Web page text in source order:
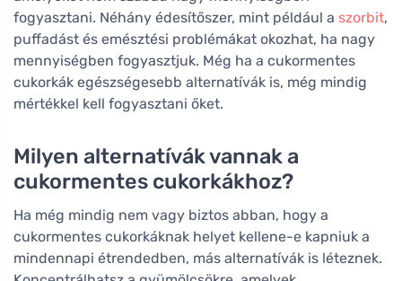
fogyasztani. Néhány édesítőszer, mint például a szorbit,
puffadást és emésztési problémákat okozhat, ha nagy
mennyiségben fogyasztjuk. Még ha a cukormentes
cukorkák egészségesebb alternatívák is, még mindig
mértékkel kell fogyasztani őket.
Milyen alternatívák vannak a
cukormentes cukorkákhoz?
Ha még mindig nem vagy biztos abban, hogy a
cukormentes cukorkáknak helyet kellene-e kapniuk a
mindennapi étrendedben, más alternatívák is léteznek.